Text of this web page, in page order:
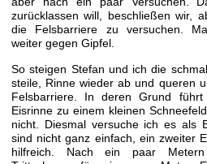
zurücklassen will, beschließen wir,
die Felsbarriere zu versuchen.
weiter gegen Gipfel.
So steigen Stefan und ich die
steile, Rinne wieder ab und queren
Felsbarriere. In deren Grund
Eisrinne zu einem kleinen
nicht. Diesmal versuche ich es als
sind nicht ganz einfach, ein zweiter
hilfreich. Nach ein paar